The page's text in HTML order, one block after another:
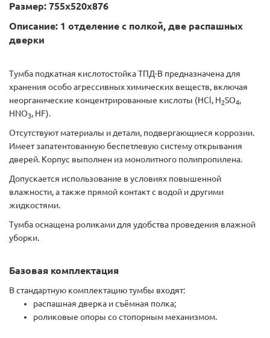
Размер: 755х520х876
Описание: 1 отделение с полкой, две распашных
дверки
Тумба подкатная кислотостойка ТПД-В предназначена для
хранения особо агрессивных химических веществ, включая
неорганические концентрированные кислоты (HCl, H2SO4,
HNO3, HF).
Отсутствуют материалы и детали, подвергающиеся коррозии.
Имеет запатентованную беспетлевую систему открывания
дверей. Корпус выполнен из монолитного полипропилена.
Допускается использование в условиях повышенной
влажности, а также прямой контакт с водой и другими
жидкостями.
Тумба оснащена роликами для удобства проведения влажной
уборки.
Базовая комплектация
В стандартную комплектацию тумбы входят:
распашная дверка и съёмная полка;
роликовые опоры со стопорным механизмом.